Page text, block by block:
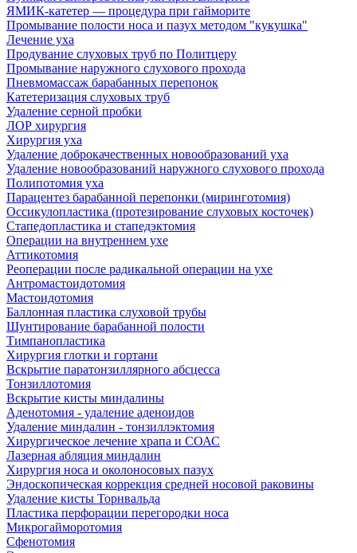
ЯМИК-катетер — процедура при гайморите
Промывание полости носа и пазух методом "кукушка"
Лечение уха
Продувание слуховых труб по Политцеру
Промывание наружного слухового прохода
Пневмомассаж барабанных перепонок
Катетеризация слуховых труб
Удаление серной пробки
ЛОР хирургия
Хирургия уха
Удаление доброкачественных новообразований уха
Удаление новообразований наружного слухового прохода
Полипотомия уха
Парацентез барабанной перепонки (миринготомия)
Оссикулопластика (протезирование слуховых косточек)
Стапедопластика и стапедэктомия
Операции на внутреннем ухе
Аттикотомия
Реоперации после радикальной операции на ухе
Антромастоидотомия
Мастоидотомия
Баллонная пластика слуховой трубы
Шунтирование барабанной полости
Тимпанопластика
Хирургия глотки и гортани
Вскрытие паратонзиллярного абсцесса
Тонзиллотомия
Вскрытие кисты миндалины
Аденотомия - удаление аденоидов
Удаление миндалин - тонзиллэктомия
Хирургическое лечение храпа и СОАС
Лазерная абляция миндалин
Хирургия носа и околоносовых пазух
Эндоскопическая коррекция средней носовой раковины
Удаление кисты Торнвальда
Пластика перфорации перегородки носа
Микрогайморотомия
Сфенотомия